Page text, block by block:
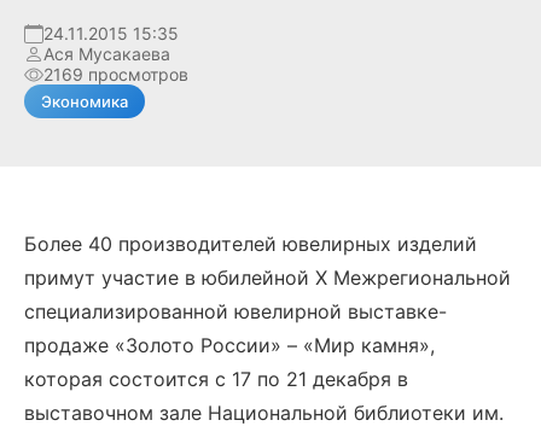
24.11.2015 15:35
Ася Мусакаева
2169 просмотров
Экономика
Более 40 производителей ювелирных изделий
примут участие в юбилейной X Межрегиональной
специализированной ювелирной выставке-
продаже «Золото России» – «Мир камня»,
которая состоится с 17 по 21 декабря в
выставочном зале Национальной библиотеки им.